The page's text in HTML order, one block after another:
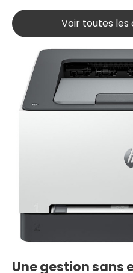
Voir toutes
Une gestion sans